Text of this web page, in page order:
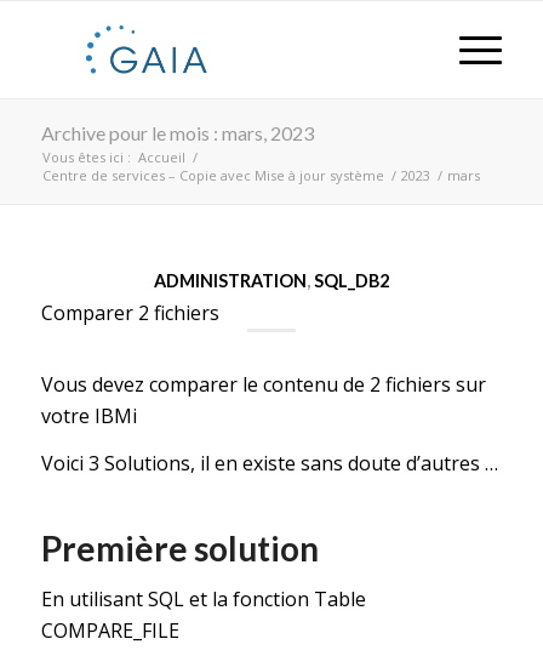
Archive pour le mois : mars, 2023
Vous êtes ici : Accueil /
Centre de services – Copie avec Mise à jour système / 2023 / mars
ADMINISTRATION,SQL_DB2
Comparer 2 fichiers
Vous devez comparer le contenu de 2 fichiers sur
votre IBMi
Voici 3 Solutions, il en existe sans doute d’autres …
Première solution
En utilisant SQL et la fonction Table
COMPARE_FILE